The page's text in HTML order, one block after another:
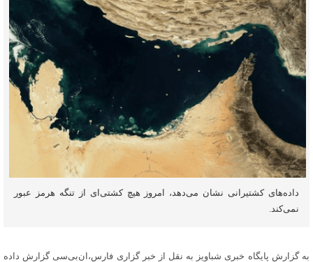
داده‌های کشتیرانی نشان می‌دهد، امروز هیچ کشتی‌ای از تنگه هرمز عبور
نمی‌کند.
به گزارش پایگاه خبری شباویز به نقل از خبر گزاری فارس،ان‌بی‌سی گزارش داده